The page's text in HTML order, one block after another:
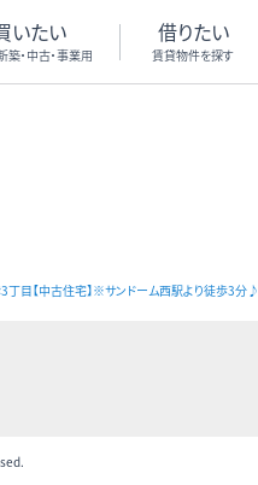
いたい
築・中古・事業用
借りたい
賃貸物件を探す
丁目【中古住宅】※サンドーム西駅より徒歩3分♪